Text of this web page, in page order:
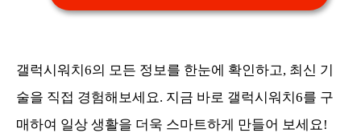
갤럭시워치6의 모든 정보를 한눈에 확인하고, 최신 기
술을 직접 경험해보세요. 지금 바로 갤럭시워치6를 구
매하여 일상 생활을 더욱 스마트하게 만들어 보세요!